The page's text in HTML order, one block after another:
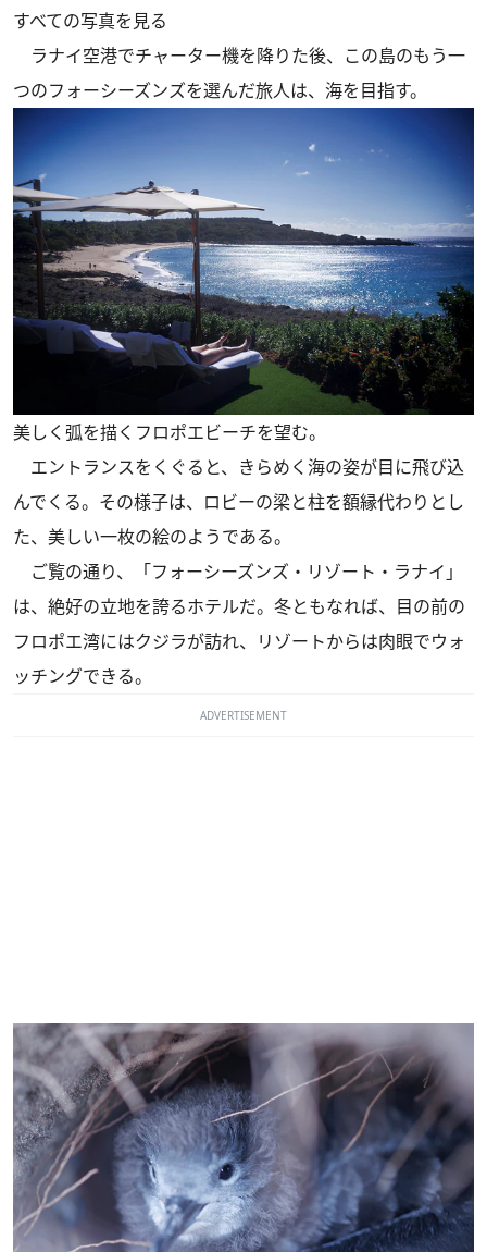
すべての写真を見る
ラナイ空港でチャーター機を降りた後、この島のもう一
つのフォーシーズンズを選んだ旅人は、海を目指す。
美しく弧を描くフロポエビーチを望む。
エントランスをくぐると、きらめく海の姿が目に飛び込
んでくる。その様子は、ロビーの梁と柱を額縁代わりとし
た、美しい一枚の絵のようである。
ご覧の通り、「フォーシーズンズ・リゾート・ラナイ」
は、絶好の立地を誇るホテルだ。冬ともなれば、目の前の
フロポエ湾にはクジラが訪れ、リゾートからは肉眼でウォ
ッチングできる。
ADVERTISEMENT